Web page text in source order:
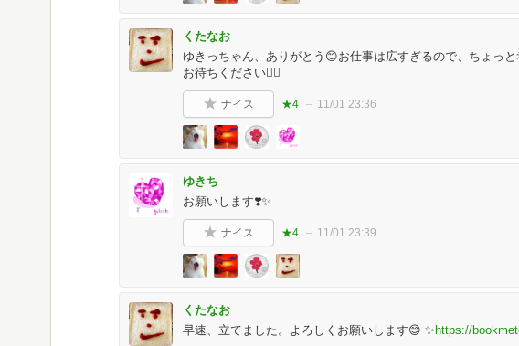
くたなお
ゆきっちゃん、ありがとう😊お仕事は広すぎるので、ちょっと
お待ちください🙇‍♀️
ナイス ★4 11/01 23:36
ゆきち
お願いします❣️✨
ナイス ★4 11/01 23:39
くたなお
早速、立てました。よろしくお願いします😊 ✨ https://